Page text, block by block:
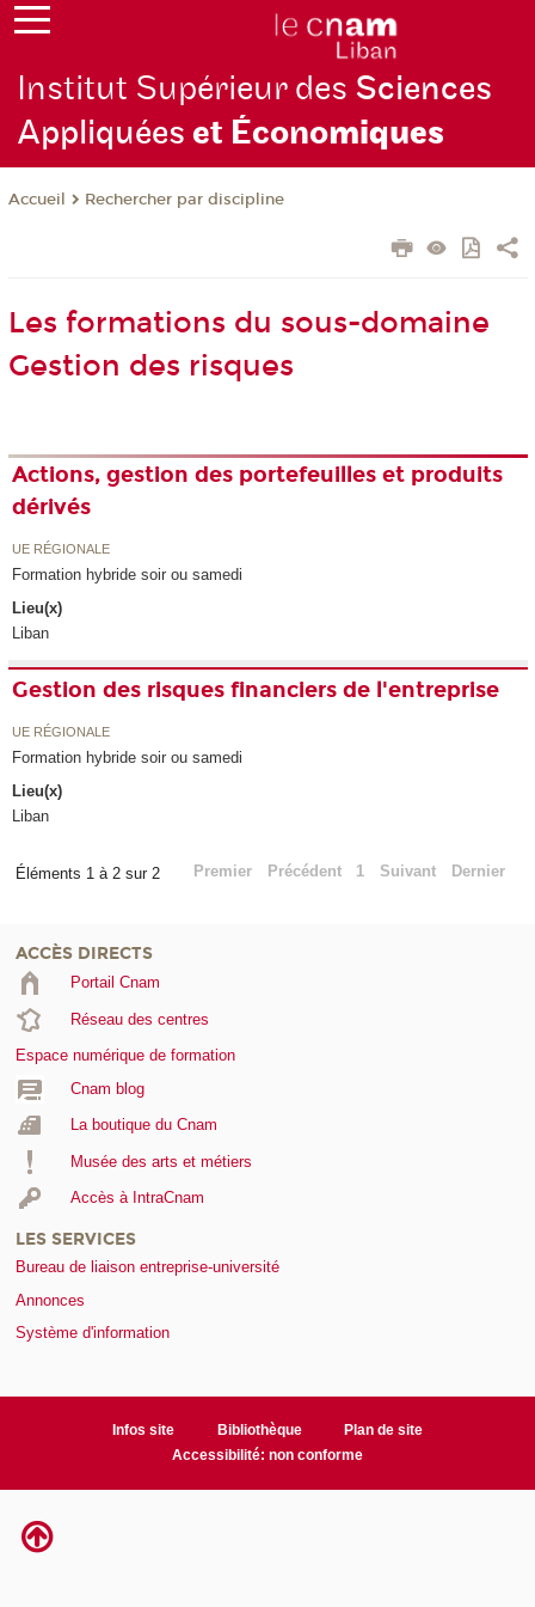
Institut Supérieur des Sciences
Appliquéeset Économiques
Accueil Rechercher par discipline
Les formations du sous-domaine
Gestion des risques
Actions, gestion des portefeuilles et produits
dérivés
UE RÉGIONALE
Formation hybride soir ou samedi
Lieu(x)
Liban
Gestion des risques financiers de l'entreprise
UE RÉGIONALE
Formation hybride soir ou samedi
Lieu(x)
Liban
Éléments 1 à 2 sur 2 Premier Précédent 1 Suivant Dernier
ACCÈS DIRECTS
Portail Cnam
Réseau des centres
Espace numérique de formation
Cnam blog
La boutique du Cnam
Musée des arts et métiers
Accès à IntraCnam
LES SERVICES
Bureau de liaison entreprise-université
Annonces
Système d'information
Infos site Bibliothèque
Plan de site
Accessibilité: non conforme